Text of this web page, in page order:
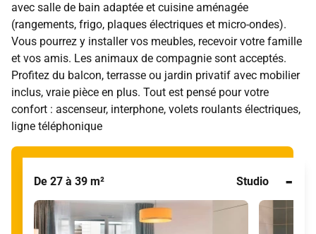
avec salle de bain adaptée et cuisine aménagée
(rangements, frigo, plaques électriques et micro-ondes).
Vous pourrez y installer vos meubles, recevoir votre famille
et vos amis. Les animaux de compagnie sont acceptés.
Profitez du balcon, terrasse ou jardin privatif avec mobilier
inclus, vraie pièce en plus. Tout est pensé pour votre
confort : ascenseur, interphone, volets roulants électriques,
ligne téléphonique
De 27 à 39 m² Studio -